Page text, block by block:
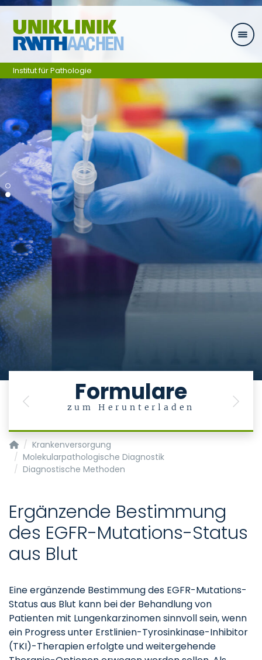
Zum Inhalt springen
Formulare
zum Herunterladen
Previous Next
Institut für Pathologie
Institut für Pathologie
Krankenversorgung
Molekularpathologische Diagnostik
Diagnostische Methoden
Ergänzende Bestimmung
des EGFR-Mutations-Status
aus Blut
Eine ergänzende Bestimmung des EGFR-Mutations-
Status aus Blut kann bei der Behandlung von
Patienten mit Lungenkarzinomen sinnvoll sein, wenn
ein Progress unter Erstlinien-Tyrosinkinase-Inhibitor
(TKI)-Therapien erfolgte und weitergehende